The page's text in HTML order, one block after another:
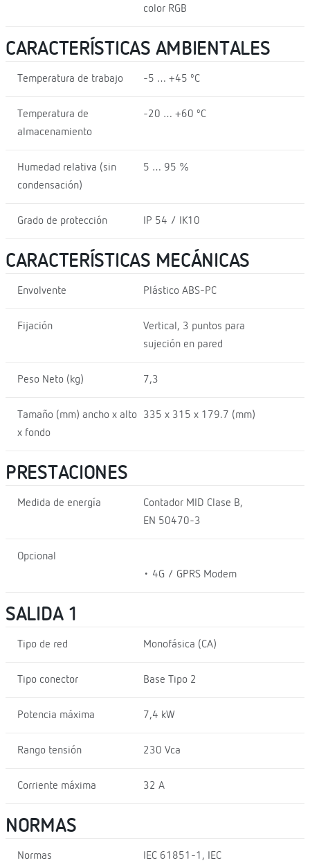
color RGB
CARACTERÍSTICAS AMBIENTALES
Temperatura de trabajo -5 … +45 ºC
Temperatura de
almacenamiento
-20 … +60 ºC
Humedad relativa (sin
condensación)
5 … 95 %
Grado de protección IP 54 / IK10
CARACTERÍSTICAS MECÁNICAS
Envolvente Plástico ABS-PC
Fijación
Vertical, 3 puntos para
sujeción en pared
Peso Neto (kg) 7,3
Tamaño (mm) ancho x alto
x fondo
335 x 315 x 179.7 (mm)
PRESTACIONES
Medida de energía
Contador MID Clase B,
EN 50470-3
Opcional
• 4G / GPRS Modem
SALIDA 1
Tipo de red Monofásica (CA)
Tipo conector Base Tipo 2
Potencia máxima 7,4 kW
Rango tensión 230 Vca
Corriente máxima 32 A
NORMAS
Normas
IEC 61851-1, IEC